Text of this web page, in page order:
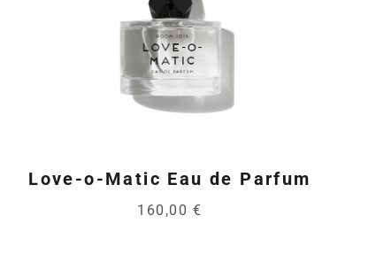
Love-o-Matic Eau de Parfum
160,00 €